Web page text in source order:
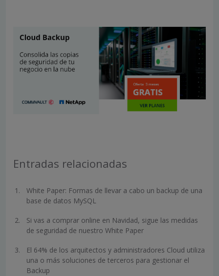
Entradas relacionadas
White Paper: Formas de llevar a cabo un backup de una
base de datos MySQL
Si vas a comprar online en Navidad, sigue las medidas
de seguridad de nuestro White Paper
El 64% de los arquitectos y administradores Cloud utiliza
una o más soluciones de terceros para gestionar el
Backup